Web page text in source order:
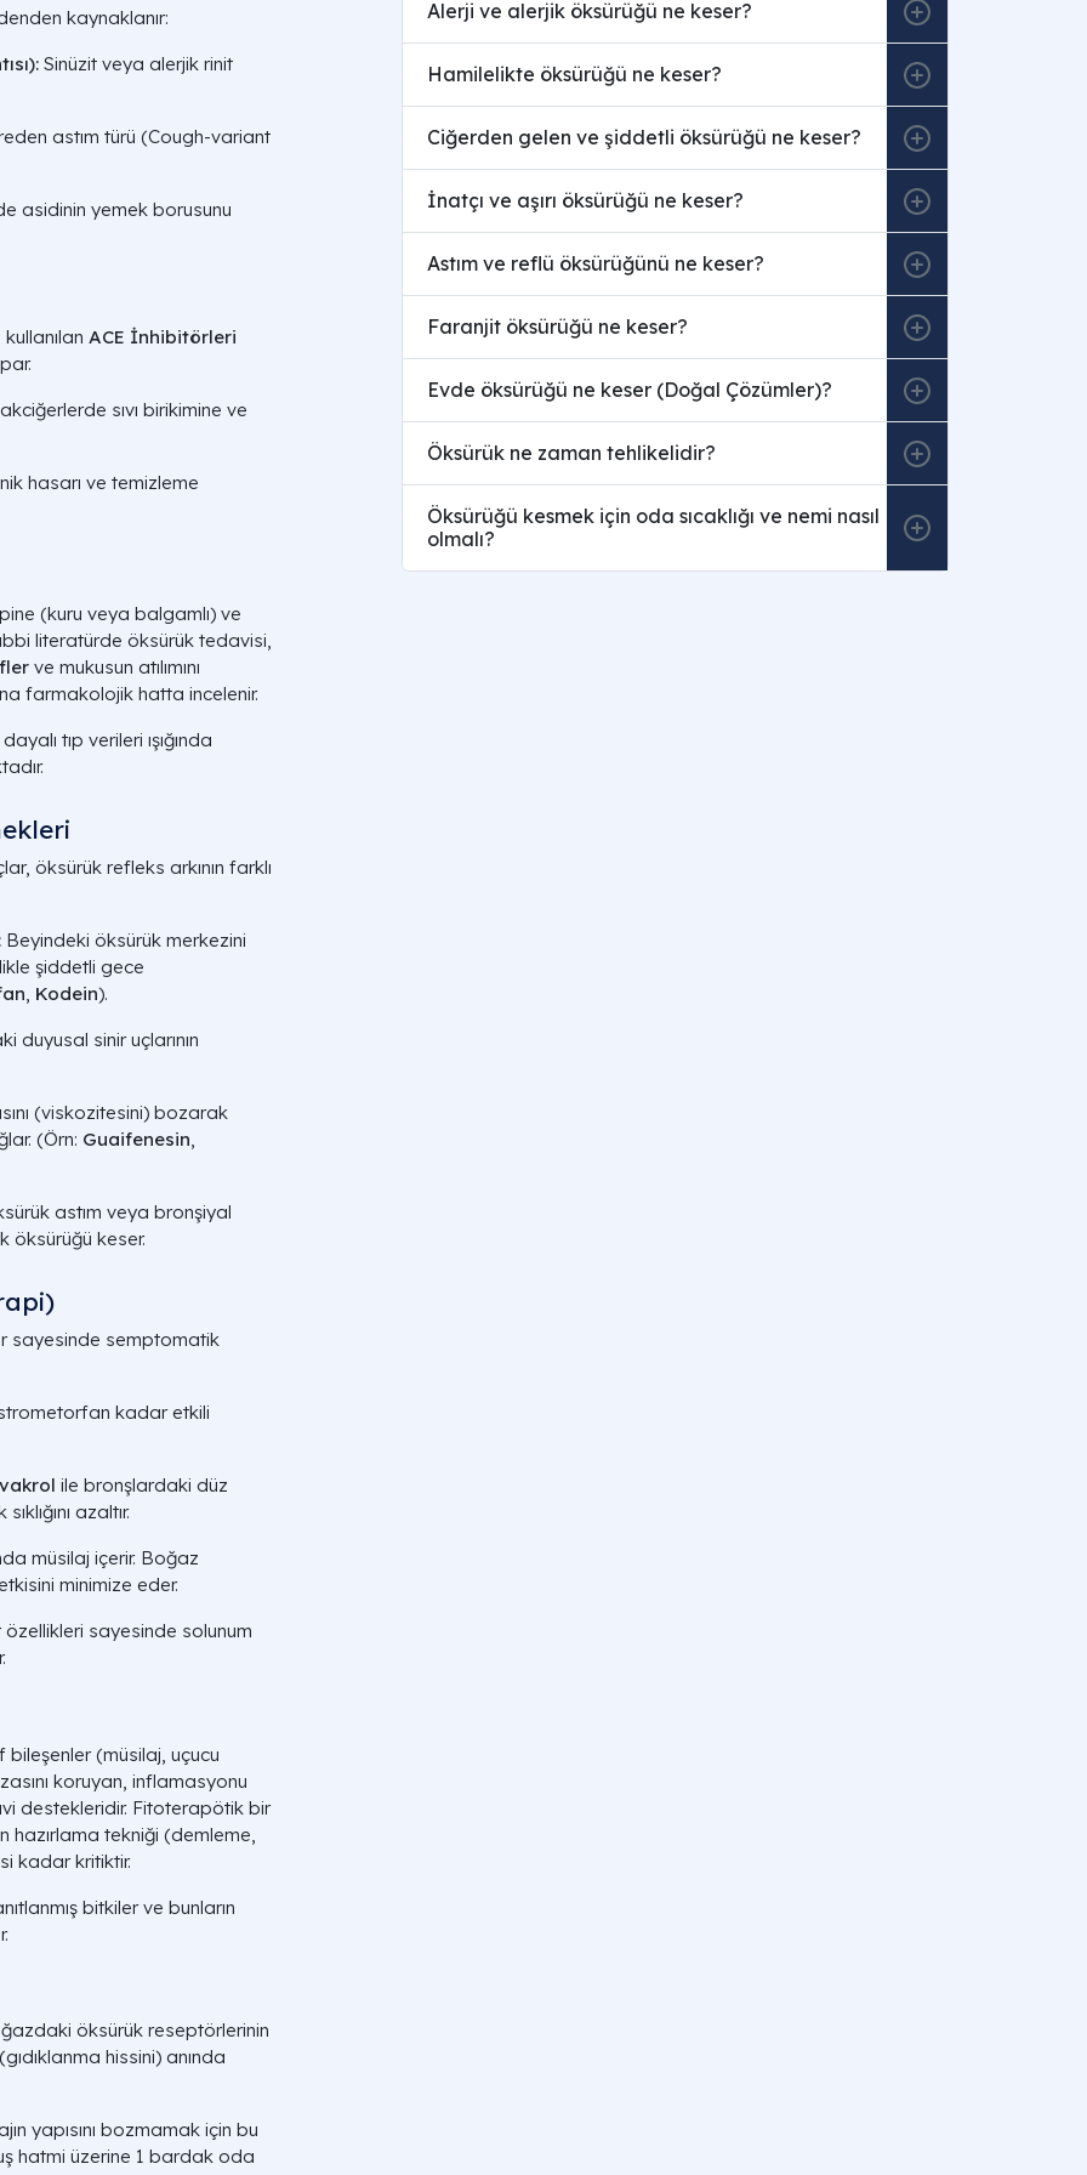
kaynaklanır:
Sinüzit veya alerjik rinit
astım türü (Cough-variant
asidinin yemek borusunu
ACE İnhibitörleri
sıvı birikimine ve
hasarı ve temizleme
(kuru veya balgamlı) ve
literatürde öksürük tedavisi,
ve mukusun atılımını
farmakolojik hatta incelenir.
tıp verileri ışığında
öksürük refleks arkının farklı
Beyindeki öksürük merkezini
şiddetli gece
, Kodein).
duyusal sinir uçlarının
(viskozitesini) bozarak
(Örn: Guaifenesin,
astım veya bronşiyal
öksürüğü keser.
sayesinde semptomatik
kadar etkili
ile bronşlardaki düz
azaltır.
müsilaj içerir. Boğaz
minimize eder.
sayesinde solunum
(müsilaj, uçucu
koruyan, inflamasyonu
destekleridir. Fitoterapötik bir
hazırlama tekniği (demleme,
kadar kritiktir.
bitkiler ve bunların
öksürük reseptörlerinin
hissini) anında
yapısını bozmamak için bu
hatmi üzerine 1 bardak oda
Alerji ve alerjik öksürüğü ne keser?
Hamilelikte öksürüğü ne keser?
Ciğerden gelen ve şiddetli öksürüğü ne keser?
İnatçı ve aşırı öksürüğü ne keser?
Astım ve reflü öksürüğünü ne keser?
Faranjit öksürüğü ne keser?
Evde öksürüğü ne keser (Doğal Çözümler)?
Öksürük ne zaman tehlikelidir?
Öksürüğü kesmek için oda sıcaklığı ve nemi nasıl
olmalı?